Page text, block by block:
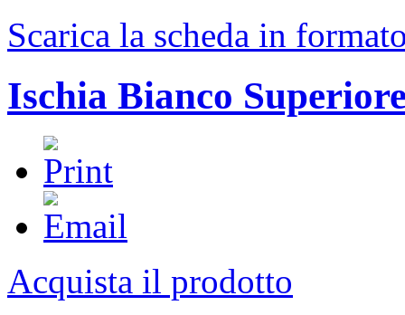
Scarica la scheda in
Ischia Bianco
Acquista il prodotto